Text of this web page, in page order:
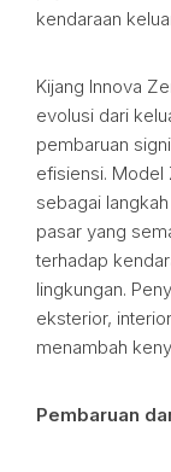
kendaraan
Kijang Innova
evolusi dari
pembaruan
efisiensi. Model
sebagai
pasar yang
terhadap
lingkungan.
eksterior,
menambah
Pembaruan